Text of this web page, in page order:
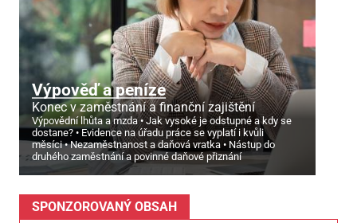
Výpověď a peníze
Konec v zaměstnání a finanční zajištění
Výpovědní lhůta a mzda
Jak vysoké je odstupné a kdy se
dostane?
Evidence na úřadu práce se vyplatí i kvůli
měsíci
Nezaměstnanost a daňová vratka
Nástup do
druhého zaměstnání a povinné daňové přiznání
SPONZOROVANÝ OBSAH